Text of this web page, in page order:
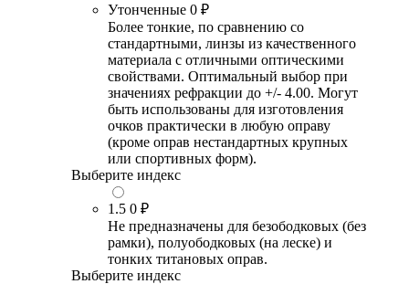
Утонченные 0 ₽
Более тонкие, по сравнению со
стандартными, линзы из качественного
материала с отличными оптическими
свойствами. Оптимальный выбор при
значениях рефракции до +/- 4.00. Могут
быть использованы для изготовления
очков практически в любую оправу
(кроме оправ нестандартных крупных
или спортивных форм).
Выберите индекс
1.5 0 ₽
Не предназначены для безободковых (без
рамки), полуободковых (на леске) и
тонких титановых оправ.
Выберите индекс